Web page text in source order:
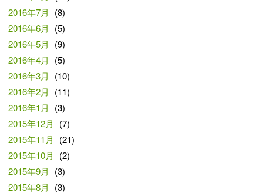
2016年7月
(8)
2016年6月
(5)
2016年5月
(9)
2016年4月
(5)
2016年3月
(10)
2016年2月
(11)
2016年1月
(3)
2015年12月
(7)
2015年11月
(21)
2015年10月
(2)
2015年9月
(3)
2015年8月
(3)